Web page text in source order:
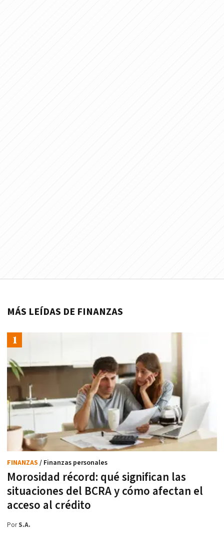
MÁS LEÍDAS DE FINANZAS
Morosidad récord: qué significan las
situaciones del BCRA y cómo afectan el
acceso al crédito
FINANZAS / Finanzas personales
PorS.A.